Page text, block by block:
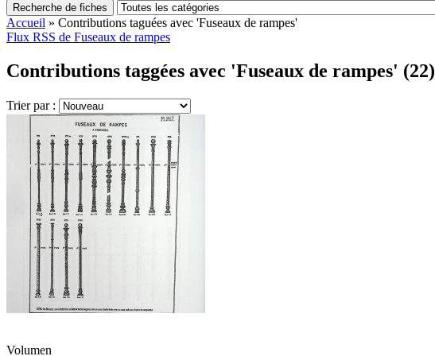
Recherche de fiches
Accueil » Contributions taguées avec 'Fuseaux de rampes'
Flux RSS de Fuseaux de rampes
Contributions taggées avec 'Fuseaux de rampes' (22)
Trier par :
Volumen